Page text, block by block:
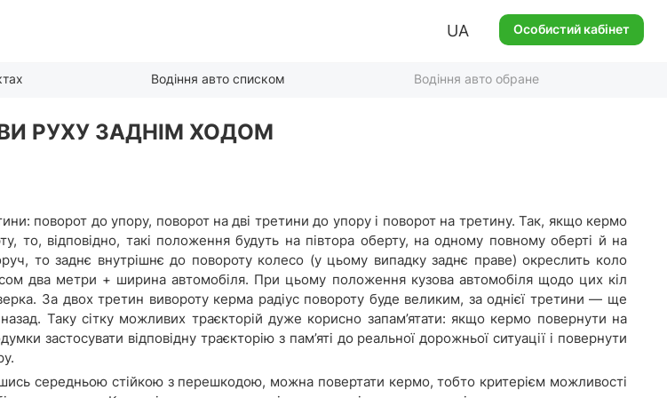
UA Особистий кабінет
Водіння авто списком Водіння авто обране
РУХУ ЗАДНІМ ХОДОМ
поворот до упору, поворот на дві третини до упору і поворот на третину. Так, якщо кермо
то, відповідно, такі положення будуть на півтора оберту, на одному повному оберті й на
то заднє внутрішнє до повороту колесо (у цьому випадку заднє праве) окреслить коло
два метри + ширина автомобіля. При цьому положення кузова автомобіля щодо цих кіл
За двох третин вивороту керма радіус повороту буде великим, за однієї третини — ще
Таку сітку можливих траєкторій дуже корисно запам’ятати: якщо кермо повернути на
застосувати відповідну траєкторію з пам’яті до реальної дорожньої ситуації і повернути
середньою стійкою з перешкодою, можна повертати кермо, тобто критерієм можливості